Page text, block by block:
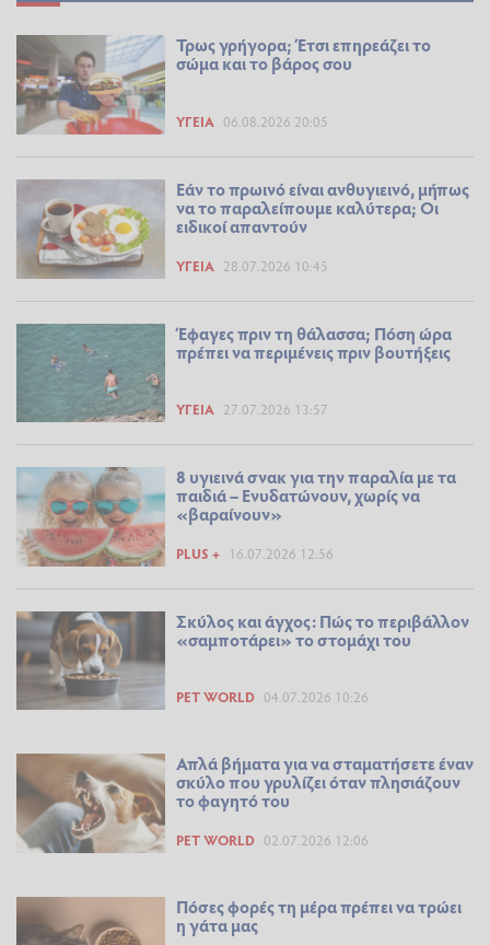
Τρως γρήγορα; Έτσι επηρεάζει το
σώμα και το βάρος σου
ΥΓΕΊΑ 06.08.2026 20:05
Εάν το πρωινό είναι ανθυγιεινό, μήπως
να το παραλείπουμε καλύτερα; Οι
ειδικοί απαντούν
ΥΓΕΊΑ 28.07.2026 10:45
Έφαγες πριν τη θάλασσα; Πόση ώρα
πρέπει να περιμένεις πριν βουτήξεις
ΥΓΕΊΑ 27.07.2026 13:57
8 υγιεινά σνακ για την παραλία με τα
παιδιά – Ενυδατώνουν, χωρίς να
«βαραίνουν»
PLUS + 16.07.2026 12:56
Σκύλος και άγχος: Πώς το περιβάλλον
«σαμποτάρει» το στομάχι του
PET WORLD 04.07.2026 10:26
Απλά βήματα για να σταματήσετε έναν
σκύλο που γρυλίζει όταν πλησιάζουν
το φαγητό του
PET WORLD 02.07.2026 12:06
Πόσες φορές τη μέρα πρέπει να τρώει
η γάτα μας